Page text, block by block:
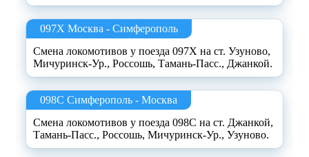
097Х Москва - Симферополь
Смена локомотивов у поезда 097Х на ст. Узуново,
Мичуринск-Ур., Россошь, Тамань-Пасс., Джанкой.
098С Симферополь - Москва
Смена локомотивов у поезда 098С на ст. Джанкой,
Тамань-Пасс., Россошь, Мичуринск-Ур., Узуново.